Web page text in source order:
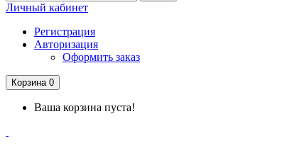
Личный кабинет
Регистрация
Авторизация
Оформить заказ
Корзина 0
Ваша корзина пуста!